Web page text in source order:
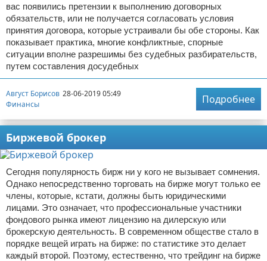
вас появились претензии к выполнению договорных
обязательств, или не получается согласовать условия
принятия договора, которые устраивали бы обе стороны. Как
показывает практика, многие конфликтные, спорные
ситуации вполне разрешимы без судебных разбирательств,
путем составления досудебных
Август Борисов 28-06-2019 05:49
Финансы
Подробнее
Биржевой брокер
Сегодня популярность бирж ни у кого не вызывает сомнения.
Однако непосредственно торговать на бирже могут только ее
члены, которые, кстати, должны быть юридическими
лицами. Это означает, что профессиональные участники
фондового рынка имеют лицензию на дилерскую или
брокерскую деятельность. В современном обществе стало в
порядке вещей играть на бирже: по статистике это делает
каждый второй. Поэтому, естественно, что трейдинг на бирже